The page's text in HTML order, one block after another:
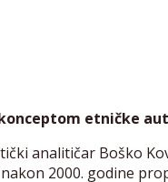
etničke
analitičar Boško
2000. godine